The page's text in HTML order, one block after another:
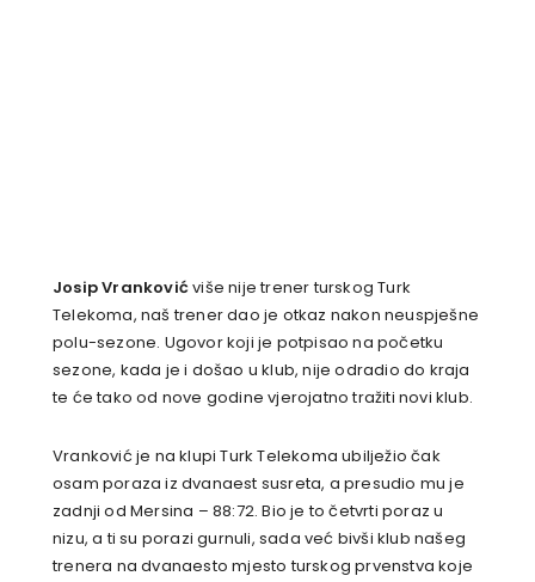
Josip Vrankovićviše nije trener turskog Turk
Telekoma, naš trener dao je otkaz nakon neuspješne
polu-sezone. Ugovor koji je potpisao na početku
sezone, kada je i došao u klub, nije odradio do kraja
te će tako od nove godine vjerojatno tražiti novi klub.
Vranković je na klupi Turk Telekoma ubilježio čak
osam poraza iz dvanaest susreta, a presudio mu je
zadnji od Mersina – 88:72. Bio je to četvrti poraz u
nizu, a ti su porazi gurnuli, sada već bivši klub našeg
trenera na dvanaesto mjesto turskog prvenstva koje